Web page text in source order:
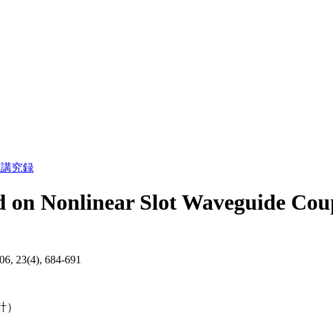
究録
Nonlinear Slot Waveguide
23(4), 684-691
）